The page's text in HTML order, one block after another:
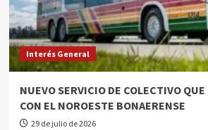
Interés General
NUEVO SERVICIO DE COLECTIVO
CON EL NOROESTE BONAERENSE
29 de julio de 2026